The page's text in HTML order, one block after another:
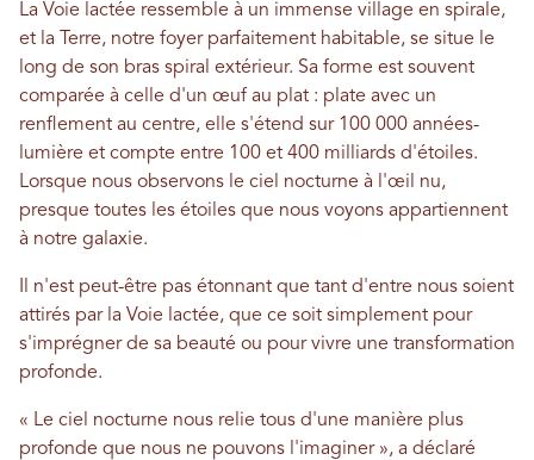
La Voie lactée ressemble à un immense village en spirale,
et la Terre, notre foyer parfaitement habitable, se situe le
long de son bras spiral extérieur. Sa forme est souvent
comparée à celle d'un œuf au plat : plate avec un
renflement au centre, elle s'étend sur 100 000 années-
lumière et compte entre 100 et 400 milliards d'étoiles.
Lorsque nous observons le ciel nocturne à l'œil nu,
presque toutes les étoiles que nous voyons appartiennent
à notre galaxie.
Il n'est peut-être pas étonnant que tant d'entre nous soient
attirés par la Voie lactée, que ce soit simplement pour
s'imprégner de sa beauté ou pour vivre une transformation
profonde.
« Le ciel nocturne nous relie tous d'une manière plus
profonde que nous ne pouvons l'imaginer », a déclaré